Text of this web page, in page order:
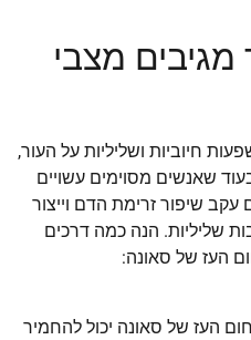
מגיבים מצבי
חיוביות ושליליות על העור,
שאנשים מסוימים עשויים
שיפור זרימת הדם וייצור
שליליות. הנה כמה דרכים
העז של סאונה:
העז של סאונה יכול להחמיר